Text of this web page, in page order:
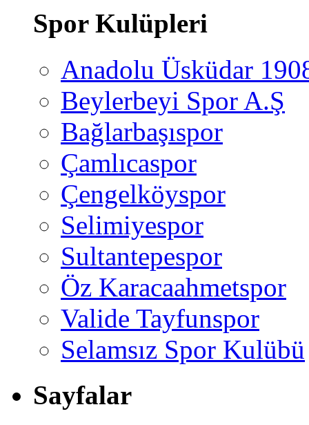
Spor Kulüpleri
Anadolu Üsküdar
Beylerbeyi Spor A.Ş
Bağlarbaşıspor
Çamlıcaspor
Çengelköyspor
Selimiyespor
Sultantepespor
Öz Karacaahmetspor
Valide Tayfunspor
Selamsız Spor Kulübü
Sayfalar